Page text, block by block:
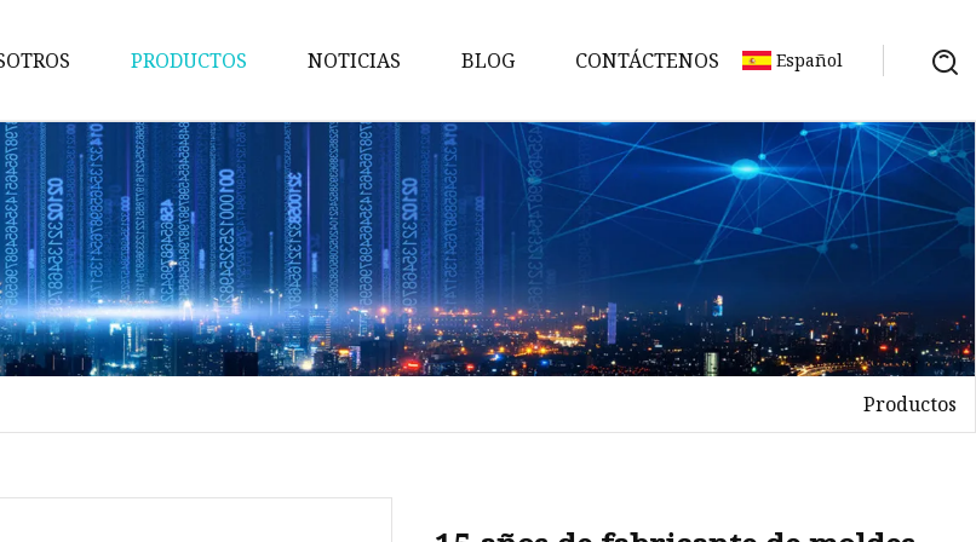
PRODUCTOS
Molde de silicona
Molde de fundición a presión
Molde de inyección 2K
Servicio de mecanizado CNC
Molde de inyección de plástico
Fabricación de chapa y
NOTICIAS BLOG CONTÁCTENOS Español
Productos